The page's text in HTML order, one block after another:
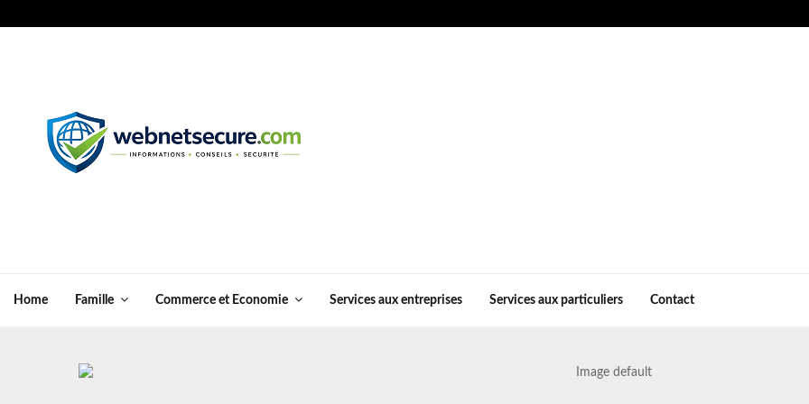
Home Famille Commerce et Economie Services aux entreprises Services aux particuliers Contact